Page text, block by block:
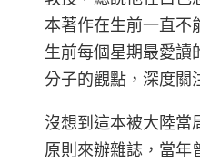
本著作在生前一直不
生前每個星期最愛讀
分子的觀點，深度關
沒想到這本被大陸當
原則來辦雜誌，當年